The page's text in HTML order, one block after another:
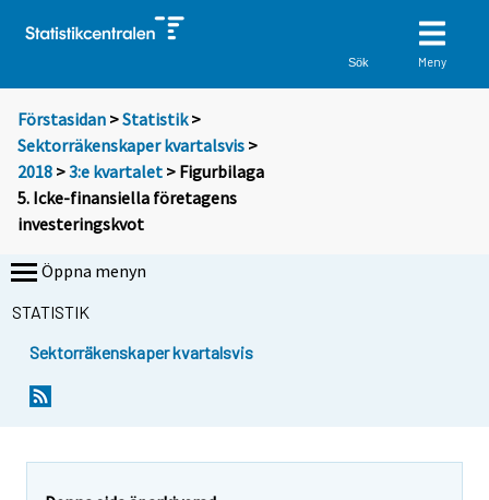
Sök Meny
Förstasidan >Statistik >
Sektorräkenskaper kvartalsvis >
2018 >3:e kvartalet > Figurbilaga
5. Icke-finansiella företagens
investeringskvot
Öppna menyn
STATISTIK
Sektorräkenskaper kvartalsvis